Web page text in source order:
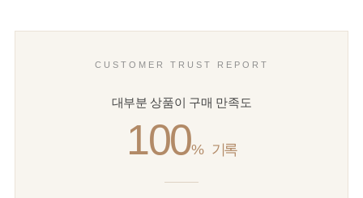
CUSTOMER TRUST REPORT
대부분 상품이 구매 만족도
100% 기록